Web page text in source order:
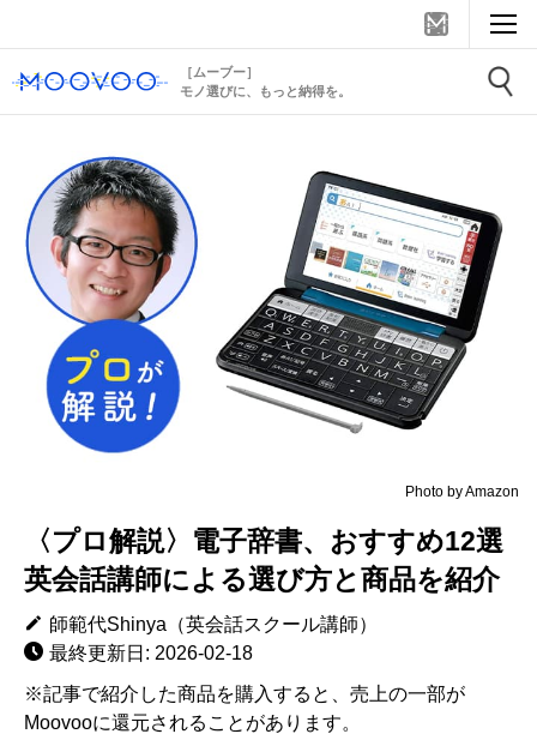
［ムーブー］
モノ選びに、もっと納得を。
Photo by Amazon
〈プロ解説〉電子辞書、おすすめ12選
英会話講師による選び方と商品を紹介
師範代Shinya（英会話スクール講師）
最終更新日: 2026-02-18
※記事で紹介した商品を購入すると、売上の一部が
Moovooに還元されることがあります。